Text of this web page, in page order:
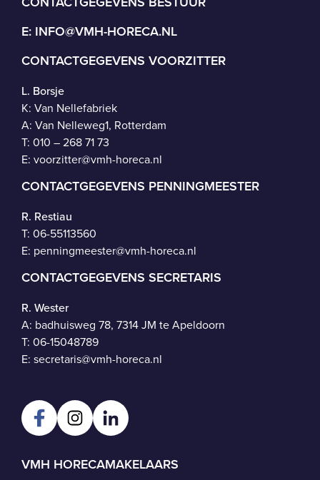
E: INFO@VMH-HORECA.NL
CONTACTGEGEVENS VOORZITTER
L. Borsje
K: Van Nellefabriek
A: Van Nelleweg1, Rotterdam
T: 010 – 268 71 73
E: voorzitter@vmh-horeca.nl
CONTACTGEGEVENS PENNINGMEESTER
R. Restiau
T: 06-55113560
E: penningmeester@vmh-horeca.nl
CONTACTGEGEVENS SECRETARIS
R. Wester
A: badhuisweg 78, 7314 JM te Apeldoorn
T: 06-15048789
E: secretaris@vmh-horeca.nl
VMH HORECAMAKELAARS